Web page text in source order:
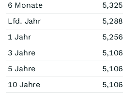
6 Monate
5,325
Lfd. Jahr
5,288
1 Jahr
5,256
3 Jahre
5,106
5 Jahre
5,106
10 Jahre
5,106